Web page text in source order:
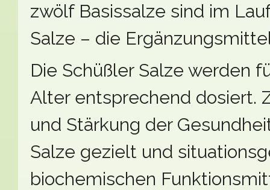
zwölf Basissalze sind im
Salze – die
Die Schüßler Salze werden
Alter entsprechend dosiert.
und Stärkung der
Salze gezielt und
biochemischen